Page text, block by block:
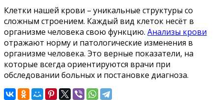
Клетки нашей крови – уникальные структуры со
сложным строением. Каждый вид клеток несёт в
организме человека свою функцию. Анализы крови
отражают норму и патологические изменения в
организме человека. Это верные показатели, на
которые всегда ориентируются врачи при
обследовании больных и постановке диагноза.